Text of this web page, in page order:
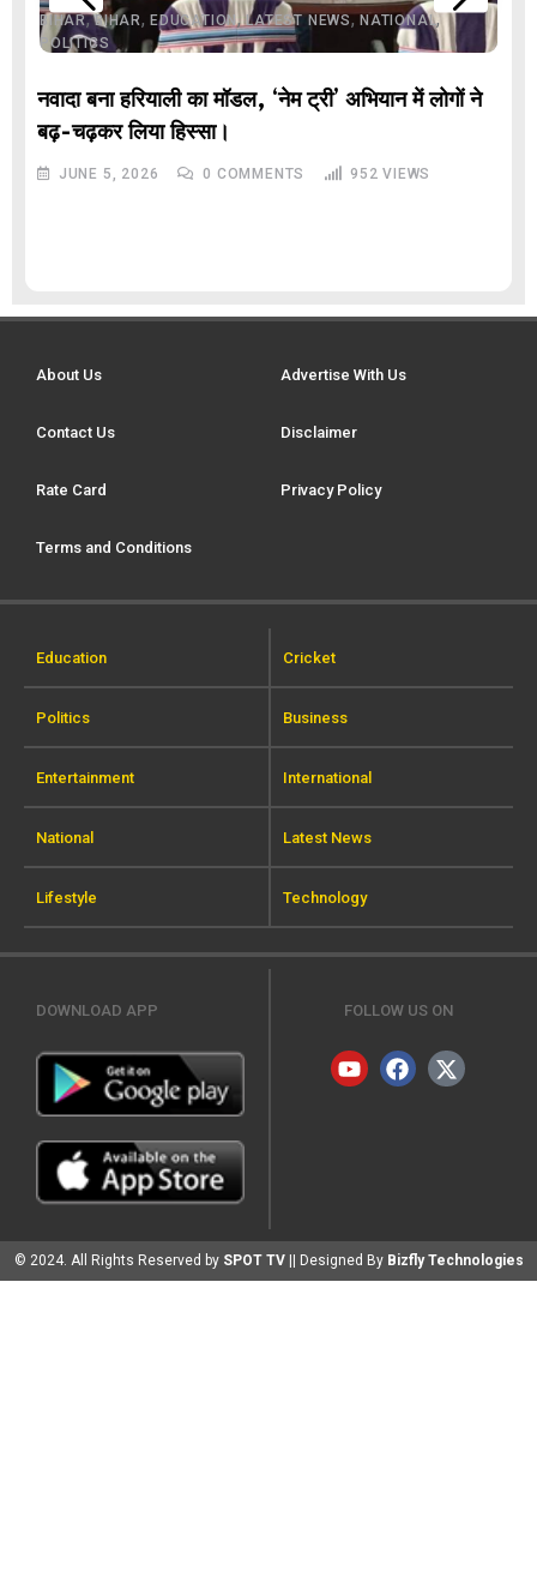
BIHAR,BIHAR, EDUCATION,LATEST NEWS,NATIONAL,
POLITICS
नवादा बना हरियाली का मॉडल, ‘नेम ट्री’ अभियान में लोगों ने
बढ़-चढ़कर लिया हिस्सा।
JUNE 5, 2026 0 COMMENTS 952 VIEWS
About Us Advertise With Us
Contact Us Disclaimer
Rate Card Privacy Policy
Terms and Conditions
Education Cricket
Politics Business
Entertainment International
National Latest News
Lifestyle Technology
DOWNLOAD APP FOLLOW US ON
© 2024. All Rights Reserved by SPOT TV || Designed By Bizfly Technologies